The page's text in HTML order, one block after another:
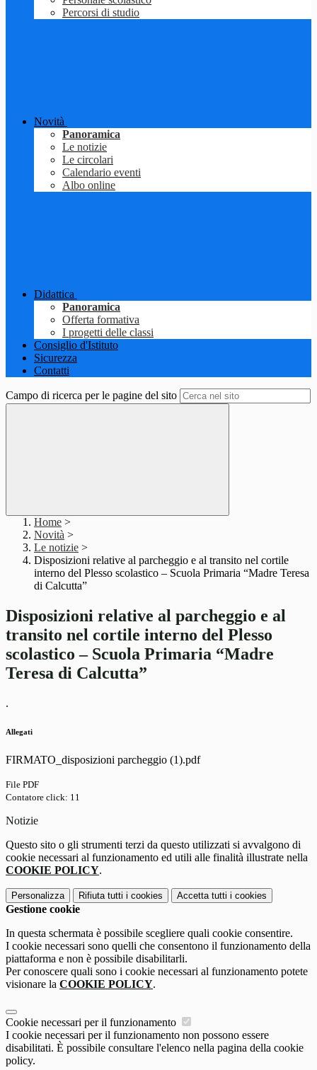
Percorsi di studio
Novità
Panoramica
Le notizie
Le circolari
Calendario eventi
Albo online
Didattica
Panoramica
Offerta formativa
I progetti delle classi
Consiglio d'Istituto
Sicurezza
Contatti
Campo di ricerca per le pagine del sito
Home >
Novità >
Le notizie >
Disposizioni relative al parcheggio e al transito nel cortile
interno del Plesso scolastico – Scuola Primaria “Madre Teresa
di Calcutta”
Disposizioni relative al parcheggio e al
transito nel cortile interno del Plesso
scolastico – Scuola Primaria “Madre
Teresa di Calcutta”
.
Allegati
FIRMATO_disposizioni parcheggio (1).pdf
File PDF
Contatore click: 11
Notizie
Questo sito o gli strumenti terzi da questo utilizzati si avvalgono di
cookie necessari al funzionamento ed utili alle finalità illustrate nella
COOKIE POLICY.
Personalizza Rifiuta tutti i cookies Accetta tutti i cookies
Gestione cookie
In questa schermata è possibile scegliere quali cookie consentire.
I cookie necessari sono quelli che consentono il funzionamento della
piattaforma e non è possibile disabilitarli.
Per conoscere quali sono i cookie necessari al funzionamento potete
visionare la COOKIE POLICY.
Cookie necessari per il funzionamento
I cookie necessari per il funzionamento non possono essere
disabilitati. È possibile consultare l'elenco nella pagina della cookie
policy.